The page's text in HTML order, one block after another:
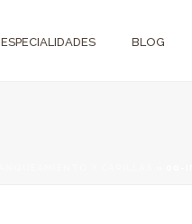
ESPECIALIDADES BLOG